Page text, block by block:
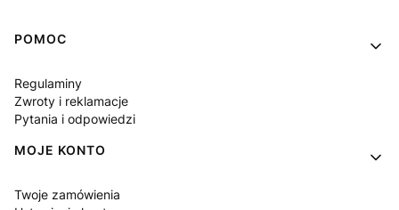
Linki w stopce
POMOC
Regulaminy
Zwroty i reklamacje
Pytania i odpowiedzi
MOJE KONTO
Twoje zamówienia